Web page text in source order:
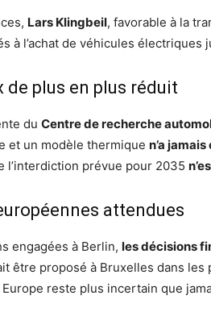
Lars Klingbeil, favorable à la
à l’achat de véhicules électriques
de plus en plus réduit
du Centre de recherche
et un modèle thermique n’a
l’interdiction prévue pour 2035
attendues
engagées à Berlin, les décisions
être proposé à Bruxelles dans les
reste plus incertain que